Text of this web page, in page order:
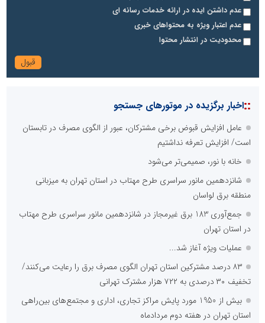
پایگاه آموزشی دکتر ناهید خوشنویس
پایگاه خبری گفتمان فارس
تِسمینو، پلتفرم تخصصی رپورتاژ آگهی، تولید محتوا و سفارش بک لینک
آتش نشانی و خدمات ایمنی
محمدحسین فلاح زاده
امیرحسین باقری
مشاور و مدرس بورس
عدم داشتن ایده در ارائه خدمات رسانه ای
عدم اعتبار ویژه به محتواهای خبری
محدودیت در انتشار محتوا
::اخبار برگزیده در موتورهای جستجو
عامل افزایش قبوض برخی مشترکان، عبور از الگوی مصرف در تابستان
است/ افزایش تعرفه نداشتیم
خانه با نور، صمیمی‌تر می‌شود
شانزدهمین مانور سراسری طرح مهتاب در استان تهران به میزبانی
منطقه برق لواسان
جمع‌آوری 183 برق غیرمجاز در شانزدهمین مانور سراسری طرح مهتاب
در استان تهران
عملیات ویژه آغاز شد...
۸۳ درصد مشترکین استان تهران الگوی مصرف برق را رعایت می‌کنند/
تخفیف ۳۰ درصدی به ۷۲۲ هزار مشترک تهرانی
بیش از 1950 مورد پایش مراکز تجاری، اداری و مجتمع‌های بین‌راهی
استان تهران در هفته دوم مردادماه